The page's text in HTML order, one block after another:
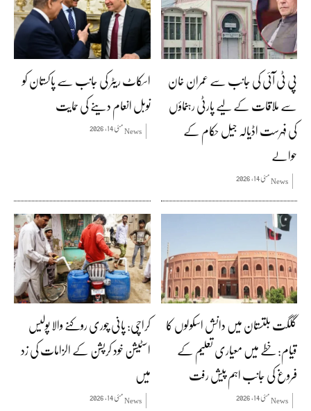
پی ٹی آئی کی جانب سے عمران خان
سے ملاقات کے لیے پارٹی رہنماؤں
کی فہرست اڈیالہ جیل حکام کے
حوالے
Newsمئی 14, 2026
اسکاٹ ریٹر کی جانب سے پاکستان کو
نوبل انعام دینے کی حمایت
Newsمئی 14, 2026
گلگت بلتستان میں دانش اسکولوں کا
قیام: خطے میں معیاری تعلیم کے
فروغ کی جانب اہم پیش رفت
Newsمئی 14, 2026
کراچی: پانی چوری روکنے والا پولیس
اسٹیشن خود کرپشن کے الزامات کی زد
میں
Newsمئی 14, 2026